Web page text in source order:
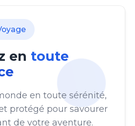
en toute
en toute sérénité,
protégé pour savourer
de votre aventure.